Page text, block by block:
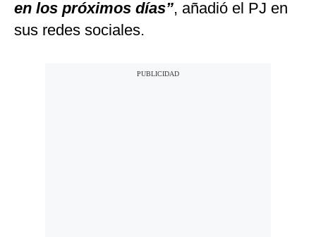
en los próximos días”, añadió el PJ en
sus redes sociales.